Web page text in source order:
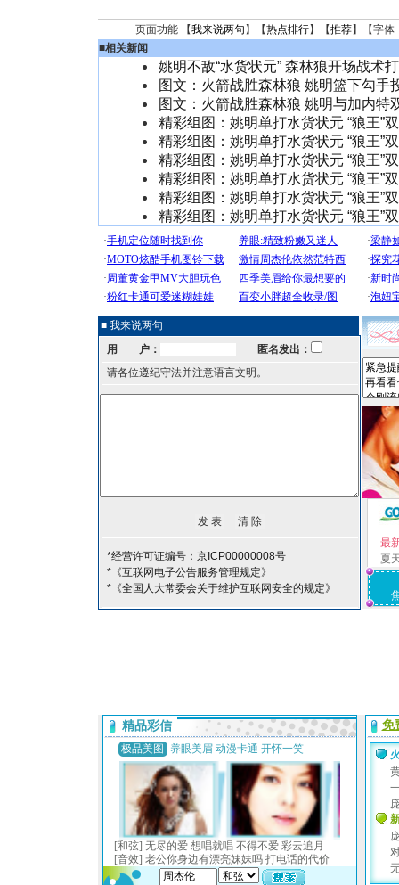
页面功能 【我来说两句 】【热点排行】【推荐】【字体
■相关新闻
姚明不敌“水货状元” 森林狼开场战术
图文：火箭战胜森林狼 姚明篮下勾手
图文：火箭战胜森林狼 姚明与加内特
精彩组图：姚明单打水货状元 “狼王”
精彩组图：姚明单打水货状元 “狼王”
精彩组图：姚明单打水货状元 “狼王”
精彩组图：姚明单打水货状元 “狼王”
精彩组图：姚明单打水货状元 “狼王”
精彩组图：姚明单打水货状元 “狼王”
■ 我来说两句
用 户：
匿名发出：
请各位遵纪守法并注意语言文明。
*经营许可证编号：京ICP00000008号
*《互联网电子公告服务管理规定》
*《全国人大常委会关于维护互联网安全的规定》
最
夏